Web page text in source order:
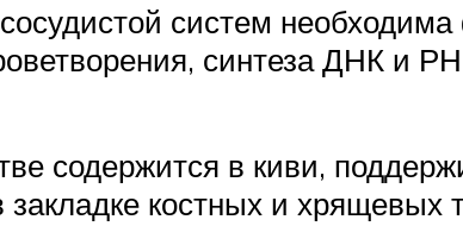
систем
синтеза ДНК и
содержится в киви,
костных и хрящевых